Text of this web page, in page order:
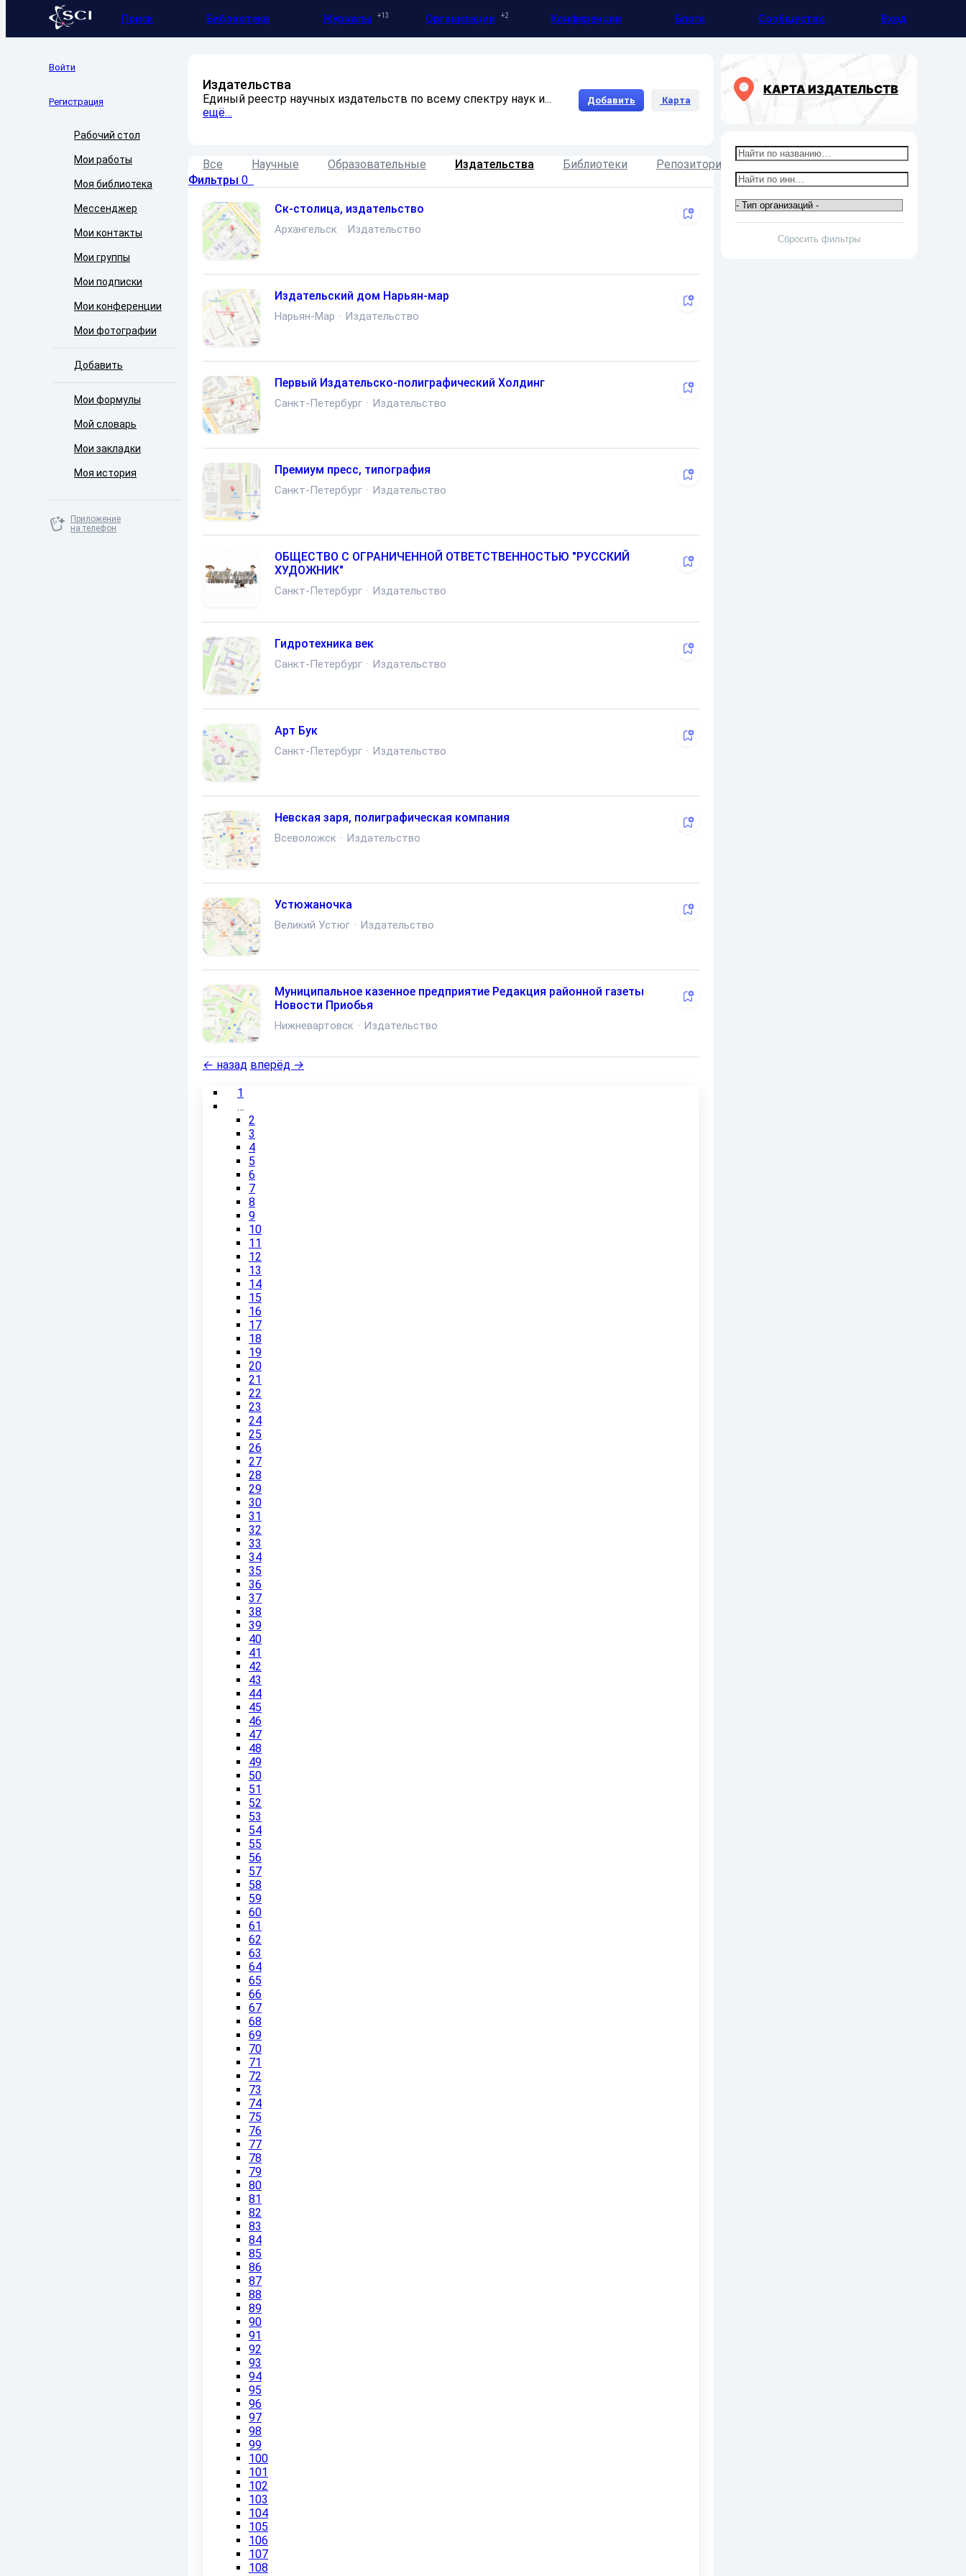
Поиск Библиотека Журналы 13 Организации 2 Конференции Блоги Сообщество Вход
Войти
Регистрация
Рабочий стол
Мои работы
Моя библиотека
Мессенджер
Мои контакты
Мои группы
Мои подписки
Мои конференции
Мои фотографии
Добавить
Мои формулы
Мой словарь
Мои закладки
Моя история
Приложение
на телефон
Издательства
Единый реестр научных издательств по всему спектру наук и...
ещё…
Добавить Карта
Все Научные Образовательные Издательства Библиотеки
Репозитории
Фильтры 0
Ск-столица, издательство
Архангельск · Издательство
Издательский дом Нарьян-мар
Нарьян-Мар · Издательство
Первый Издательско-полиграфический Холдинг
Санкт-Петербург · Издательство
Премиум пресс, типография
Санкт-Петербург · Издательство
ОБЩЕСТВО С ОГРАНИЧЕННОЙ ОТВЕТСТВЕННОСТЬЮ "РУССКИЙ
ХУДОЖНИК"
Санкт-Петербург · Издательство
Гидротехника век
Санкт-Петербург · Издательство
Арт Бук
Санкт-Петербург · Издательство
Невская заря, полиграфическая компания
Всеволожск · Издательство
Устюжаночка
Великий Устюг · Издательство
Муниципальное казенное предприятие Редакция районной газеты
Новости Приобья
Нижневартовск · Издательство
← назад вперёд →
1
…
2
3
4
5
6
7
8
9
10
11
12
13
14
15
16
17
18
19
20
21
22
23
24
25
26
27
28
29
30
31
32
33
34
35
36
37
38
39
40
41
42
43
44
45
46
47
48
49
50
51
52
53
54
55
56
57
58
59
60
61
62
63
64
65
66
67
68
69
70
71
72
73
74
75
76
77
78
79
80
81
82
83
84
85
86
87
88
89
90
91
92
93
94
95
96
97
98
99
100
101
102
103
104
105
106
107
108
КАРТА ИЗДАТЕЛЬСТВ